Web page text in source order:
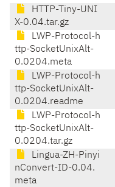
HTTP-Tiny-UNI
X-0.04.tar.gz
LWP-Protocol-h
ttp-SocketUnixAlt-
0.0204.meta
LWP-Protocol-h
ttp-SocketUnixAlt-
0.0204.readme
LWP-Protocol-h
ttp-SocketUnixAlt-
0.0204.tar.gz
Lingua-ZH-Pinyi
nConvert-ID-0.04.
meta